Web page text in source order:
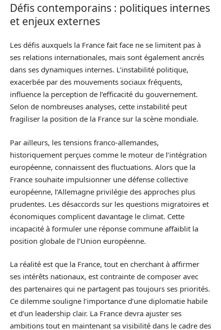
Défis contemporains : politiques internes
et enjeux externes
Les défis auxquels la France fait face ne se limitent pas à
ses relations internationales, mais sont également ancrés
dans ses dynamiques internes. L’instabilité politique,
exacerbée par des mouvements sociaux fréquents,
influence la perception de l’efficacité du gouvernement.
Selon de nombreuses analyses, cette instabilité peut
fragiliser la position de la France sur la scène mondiale.
Par ailleurs, les tensions franco-allemandes,
historiquement perçues comme le moteur de l’intégration
européenne, connaissent des fluctuations. Alors que la
France souhaite impulsionner une défense collective
européenne, l’Allemagne privilégie des approches plus
prudentes. Les désaccords sur les questions migratoires et
économiques complicent davantage le climat. Cette
incapacité à formuler une réponse commune affaiblit la
position globale de l’Union européenne.
La réalité est que la France, tout en cherchant à affirmer
ses intérêts nationaux, est contrainte de composer avec
des partenaires qui ne partagent pas toujours ses priorités.
Ce dilemme souligne l’importance d’une diplomatie habile
et d’un leadership clair. La France devra ajuster ses
ambitions tout en maintenant sa visibilité dans le cadre des